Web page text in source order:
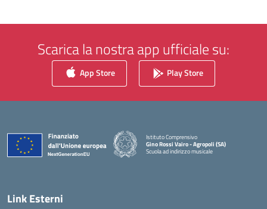
Scarica la nostra app ufficiale su:
App Store Play Store
Istituto Comprensivo
Gino Rossi Vairo - Agropoli (SA)
Scuola ad indirizzo musicale
Link Esterni